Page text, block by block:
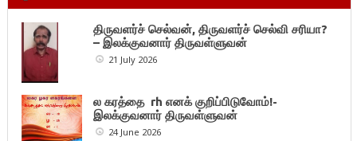
திருவளர்ச் செல்வன், திருவளர்ச் செல்வி சரியா?
– இலக்குவனார் திருவள்ளுவன்
21 July 2026
ல கரத்தை rh எனக் குறிப்பிடுவோம்!-
இலக்குவனார் திருவள்ளுவன்
24 June 2026